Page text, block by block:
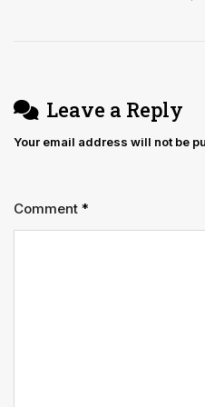
Leave a Reply
Your email address will not be
Comment *